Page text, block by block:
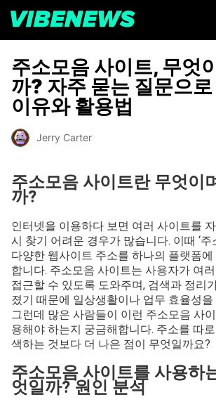
주소모음 사이트, 무엇
까? 자주 묻는 질문으
이유와 활용법
Jerry Carter
주소모음 사이트란 무엇이
까?
인터넷을 이용하다 보면 여러 사이트를
시 찾기 어려운 경우가 많습니다. 이때 ‘주
다양한 웹사이트 주소를 하나의 플랫폼
합니다. 주소모음 사이트는 사용자가 여
접근할 수 있도록 도와주며, 검색과 정리
졌기 때문에 일상생활이나 업무 효율성
그런데 많은 사람들이 이런 주소모음 사
용해야 하는지 궁금해합니다. 주소를 따
색하는 것보다 더 나은 점이 무엇일까요?
주소모음 사이트를 사용하
엇일까? 원인 분석